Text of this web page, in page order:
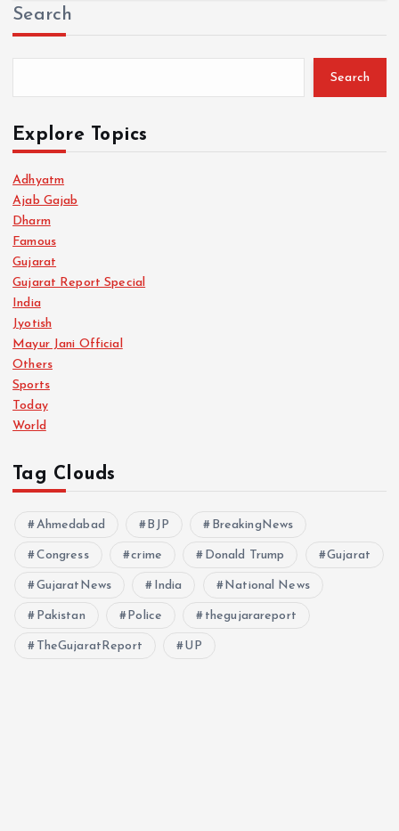
Search
Search
Explore Topics
Adhyatm
Ajab Gajab
Dharm
Famous
Gujarat
Gujarat Report Special
India
Jyotish
Mayur Jani Official
Others
Sports
Today
World
Tag Clouds
Ahmedabad BJP BreakingNews
Congress crime Donald Trump Gujarat
GujaratNews India National News
Pakistan Police thegujarareport
TheGujaratReport UP